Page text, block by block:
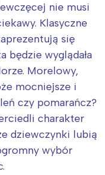
nie musi
Klasyczne
się
będzie wyglądała
Morelowy,
mocniejsze i
czy pomarańcz?
charakter
dziewczynki lubią
wybór